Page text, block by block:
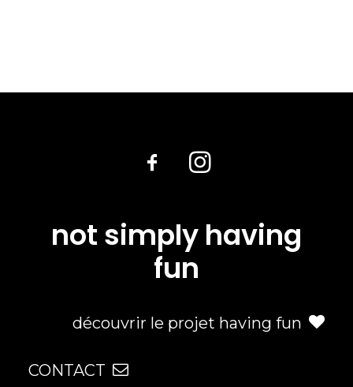
not simply having
fun
découvrir le projet having fun
CONTACT